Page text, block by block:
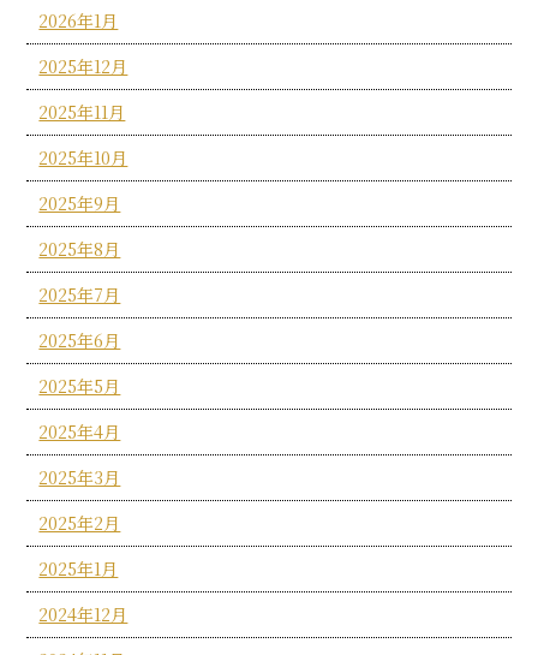
2026年1月
2025年12月
2025年11月
2025年10月
2025年9月
2025年8月
2025年7月
2025年6月
2025年5月
2025年4月
2025年3月
2025年2月
2025年1月
2024年12月